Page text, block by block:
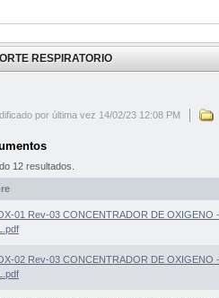
RESPIRATORIO
por última vez 14/02/23 12:08 PM
12 resultados.
01 Rev-03 CONCENTRADOR DE OXIGENO
02 Rev-03 CONCENTRADOR DE OXIGENO